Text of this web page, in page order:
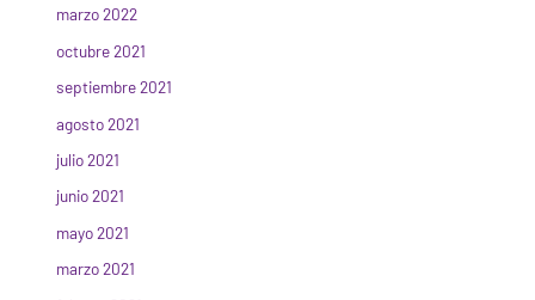
marzo 2022
octubre 2021
septiembre 2021
agosto 2021
julio 2021
junio 2021
mayo 2021
marzo 2021